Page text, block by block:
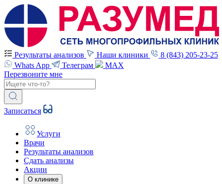
Результаты анализов Наши клиники
8 (843) 205-23-25
Whats App
Телеграм
MAX
Перезвоните мне
Записаться
Услуги
Врачи
Результаты анализов
Сдать анализы
Акции
О клинике